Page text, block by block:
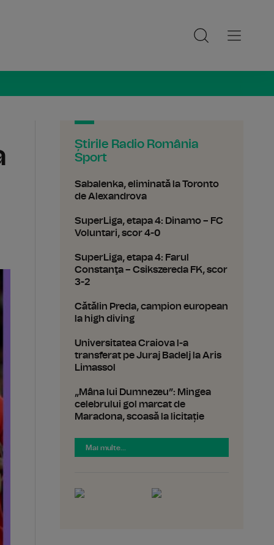
Știrile Radio România
Sport
Sabalenka, eliminată la Toronto
de Alexandrova
SuperLiga, etapa 4: Dinamo – FC
Voluntari, scor 4-0
SuperLiga, etapa 4: Farul
Constanţa – Csikszereda FK, scor
3-2
Cătălin Preda, campion european
la high diving
Universitatea Craiova l-a
transferat pe Juraj Badelj la Aris
Limassol
„Mâna lui Dumnezeu”: Mingea
celebrului gol marcat de
Maradona, scoasă la licitație
Mai multe...